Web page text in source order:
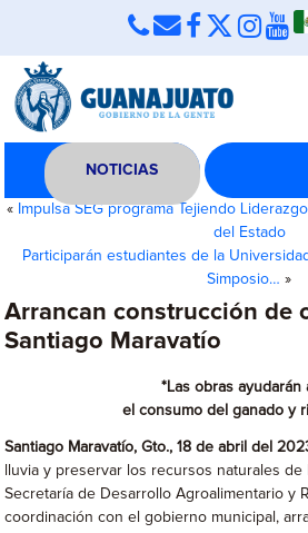
NOTICIAS
« Impulsa SEG programa Tejiendo
del Estado
Participarán estudiantes de la
Simposio… »
Arrancan construcción de
Santiago Maravatío
*Las obras ayudarán
el consumo del ganado y
Santiago Maravatío, Gto., 18 de abril del
lluvia y preservar los recursos naturales de
Secretaría de Desarrollo Agroalimentario y
coordinación con el gobierno municipal,